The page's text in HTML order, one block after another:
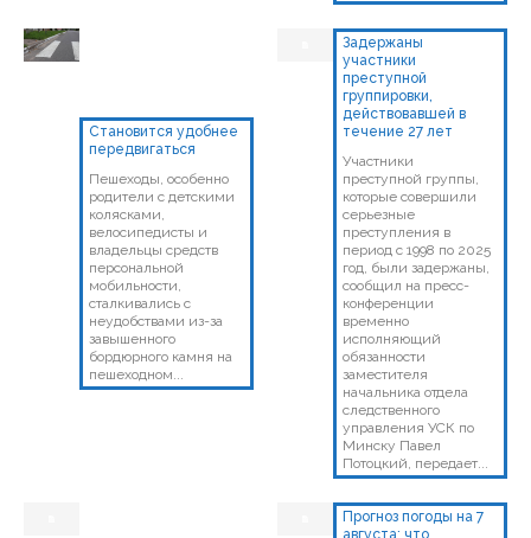
Становится удобнее
передвигаться
Пешеходы, особенно
родители с детскими
колясками,
велосипедисты и
владельцы средств
персональной
мобильности,
сталкивались с
неудобствами из-за
завышенного
бордюрного камня на
пешеходном...
Задержаны
участники
преступной
группировки,
действовавшей в
течение 27 лет
Участники
преступной группы,
которые совершили
серьезные
преступления в
период с 1998 по 2025
год, были задержаны,
сообщил на пресс-
конференции
временно
исполняющий
обязанности
заместителя
начальника отдела
следственного
управления УСК по
Минску Павел
Потоцкий, передает...
Прогноз погоды на 7